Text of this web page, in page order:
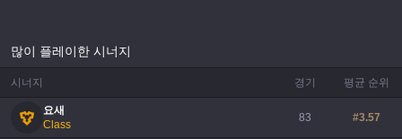
많이 플레이한 시너지
시너지 경기 평균 순위
요새
Class
83 #3.57